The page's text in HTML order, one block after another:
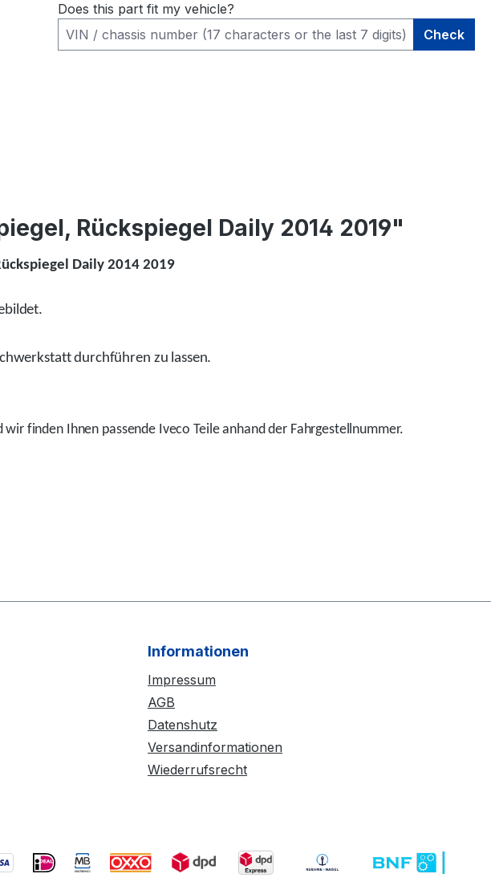
Does this part fit my vehicle?
Check
Rückspiegel Daily 2014 2019"
Daily 2014 2019
durchführen zu lassen.
wir findenIhnen passende Iveco Teile anhand der Fahrgestellnummer.
Informationen
Impressum
AGB
Datenshutz
Versandinformationen
Wiederrufsrecht